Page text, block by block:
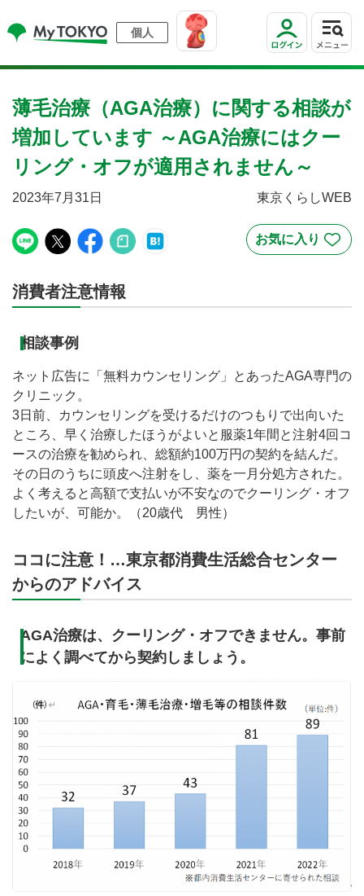
個人
薄毛治療（AGA治療）に関する相談が
増加しています ～AGA治療にはクー
リング・オフが適用されません～
2023年7月31日 東京くらしWEB
消費者注意情報
相談事例
ネット広告に「無料カウンセリング」とあったAGA専門の
クリニック。
3日前、カウンセリングを受けるだけのつもりで出向いた
ところ、早く治療したほうがよいと服薬1年間と注射4回コ
ースの治療を勧められ、総額約100万円の契約を結んだ。
その日のうちに頭皮へ注射をし、薬を一月分処方された。
よく考えると高額で支払いが不安なのでクーリング・オフ
したいが、可能か。（20歳代 男性）
ココに注意！…東京都消費生活総合センター
からのアドバイス
AGA治療は、クーリング・オフできません。事前
によく調べてから契約しましょう。